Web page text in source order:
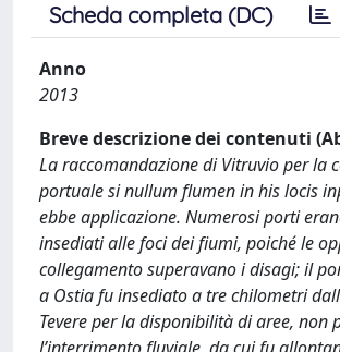
Scheda completa (DC)
Anno
2013
Breve descrizione dei contenuti
La raccomandazione di Vitruvio per la
portuale si nullum flumen in his locis
ebbe applicazione. Numerosi porti
insediati alle foci dei fiumi, poiché le
collegamento superavano i disagi; il
a Ostia fu insediato a tre chilometri
Tevere per la disponibilità di aree, non